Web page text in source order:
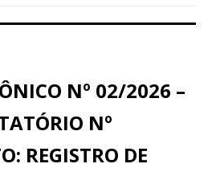
Nº 02/2026 –
Nº
REGISTRO DE